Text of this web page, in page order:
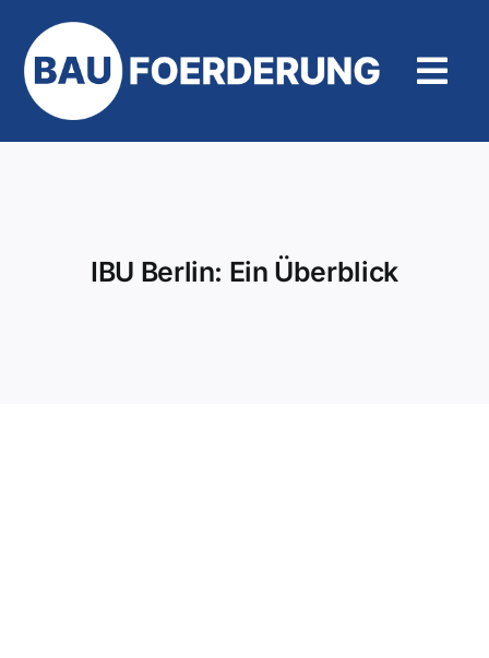
Inhalt
springen
IBU Berlin: Ein Überblick